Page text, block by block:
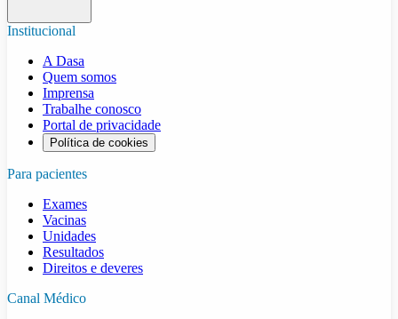
Institucional
A Dasa
Quem somos
Imprensa
Trabalhe conosco
Portal de privacidade
Política de cookies
Para pacientes
Exames
Vacinas
Unidades
Resultados
Direitos e deveres
Canal Médico